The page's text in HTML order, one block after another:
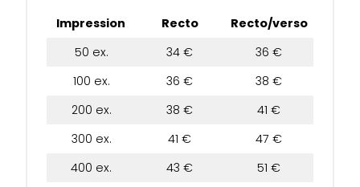
Impression Recto
Recto/verso
50 ex.
34 €
36 €
100 ex.
36 €
38 €
200 ex.
38 €
41 €
300 ex.
41 €
47 €
400 ex.
43 €
51 €